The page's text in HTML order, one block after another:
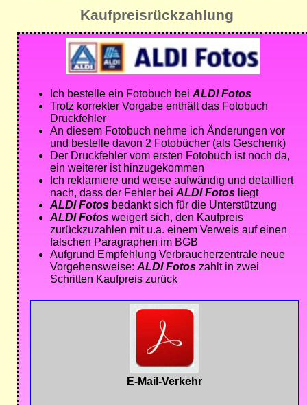
Kaufpreisrückzahlung
Ich bestelle ein Fotobuch bei ALDI Fotos
Trotz korrekter Vorgabe enthält das Fotobuch
Druckfehler
An diesem Fotobuch nehme ich Änderungen vor
und bestelle davon 2 Fotobücher (als Geschenk)
Der Druckfehler vom ersten Fotobuch ist noch da,
ein weiterer ist hinzugekommen
Ich reklamiere und weise aufwändig und detailliert
nach, dass der Fehler bei ALDI Fotos liegt
ALDI Fotos bedankt sich für die Unterstützung
ALDI Fotos weigert sich, den Kaufpreis
zurückzuzahlen mit u.a. einem Verweis auf einen
falschen Paragraphen im BGB
Aufgrund Empfehlung Verbraucherzentrale neue
Vorgehensweise: ALDI Fotos zahlt in zwei
Schritten Kaufpreis zurück
E-Mail-Verkehr